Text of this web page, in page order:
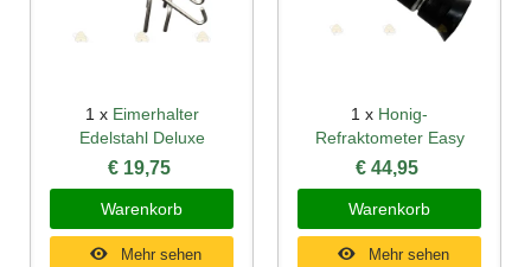
1 x Eimerhalter
Edelstahl Deluxe
€ 19,75
Warenkorb
Mehr sehen
1 x Honig-
Refraktometer Easy
€ 44,95
Warenkorb
Mehr sehen